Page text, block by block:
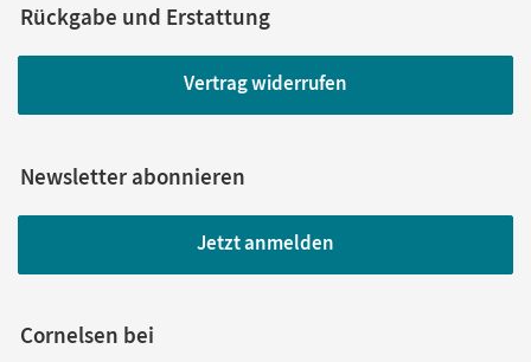
Rückgabe und Erstattung
Vertrag widerrufen
Newsletter abonnieren
Jetzt anmelden
Cornelsen bei